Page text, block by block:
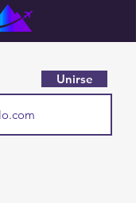
Unirse